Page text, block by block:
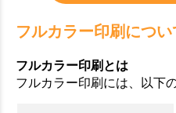
フルカラー印刷につい
フルカラー印刷とは
フルカラー印刷には、以下